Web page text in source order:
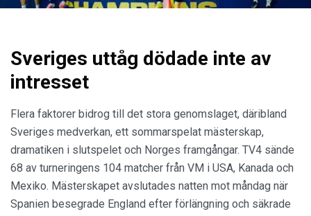
Sveriges uttåg dödade inte av
intresset
Flera faktorer bidrog till det stora genomslaget, däribland
Sveriges medverkan, ett sommarspelat mästerskap,
dramatiken i slutspelet och Norges framgångar. TV4 sände
68 av turneringens 104 matcher från VM i USA, Kanada och
Mexiko. Mästerskapet avslutades natten mot måndag när
Spanien besegrade England efter förlängning och säkrade